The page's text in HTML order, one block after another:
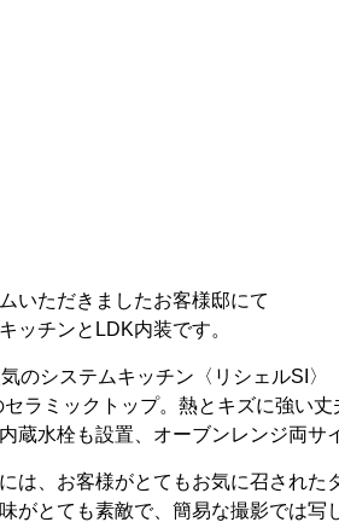
いただきましたお客様邸にて
ッチンとLDK内装です。
のシステムキッチン〈リシェルSI〉
ラミックトップ。熱とキズに強い
蔵水栓も設置、オーブンレンジ両
は、お客様がとてもお気に召された
がとても素敵で、簡易な撮影では写